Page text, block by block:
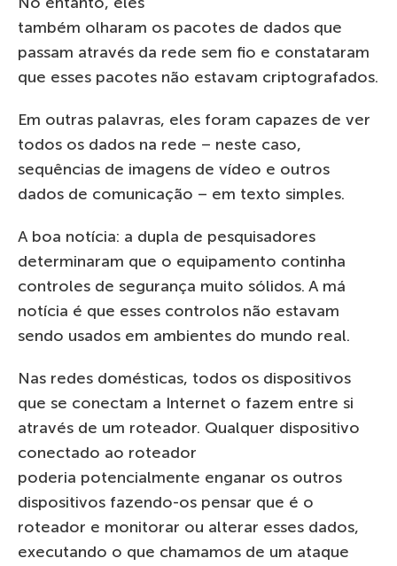
também olharam os pacotes de dados que
passam através da rede sem fio e constataram
que esses pacotes não estavam criptografados.
Em outras palavras, eles foram capazes de ver
todos os dados na rede – neste caso,
sequências de imagens de vídeo e outros
dados de comunicação – em texto simples.
A boa notícia: a dupla de pesquisadores
determinaram que o equipamento continha
controles de segurança muito sólidos. A má
notícia é que esses controlos não estavam
sendo usados em ambientes do mundo real.
Nas redes domésticas, todos os dispositivos
que se conectam a Internet o fazem entre si
através de um roteador. Qualquer dispositivo
conectado ao roteador
poderia potencialmente enganar os outros
dispositivos fazendo-os pensar que é o
roteador e monitorar ou alterar esses dados,
executando o que chamamos de um ataque